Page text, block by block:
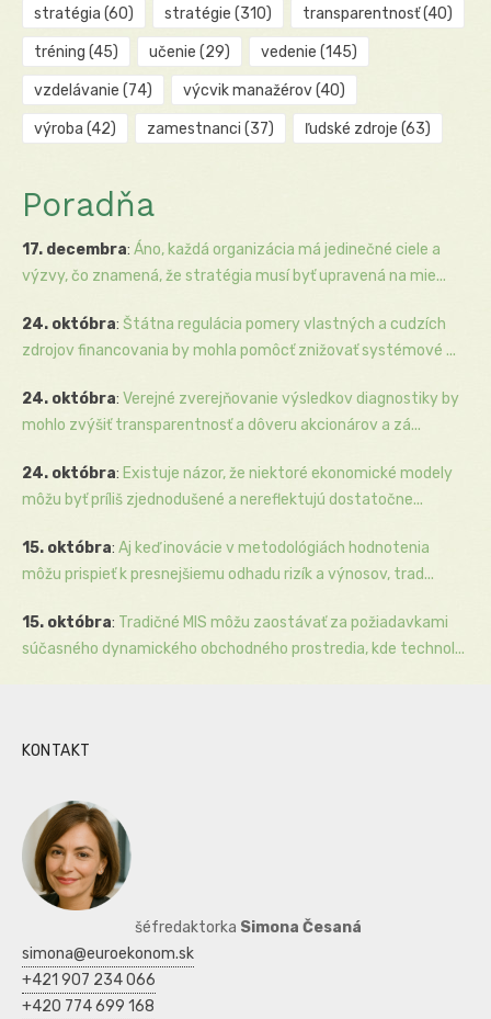
stratégia (60) stratégie (310) transparentnosť(40)
tréning (45) učenie (29) vedenie (145)
vzdelávanie (74) výcvik manažérov(40)
výroba (42) zamestnanci (37) ľudské zdroje (63)
Poradňa
17. decembra: Áno, každá organizácia má jedinečné ciele a
výzvy, čo znamená, že stratégia musí byť upravená na mie...
24. októbra: Štátna regulácia pomery vlastných a cudzích
zdrojov financovania by mohla pomôcť znižovať systémové ...
24. októbra: Verejné zverejňovanie výsledkov diagnostiky by
mohlo zvýšiť transparentnosť a dôveru akcionárov a zá...
24. októbra: Existuje názor, že niektoré ekonomické modely
môžu byť príliš zjednodušené a nereflektujú dostatočne...
15. októbra: Aj keď inovácie v metodológiách hodnotenia
môžu prispieť k presnejšiemu odhadu rizík a výnosov, trad...
15. októbra: Tradičné MIS môžu zaostávať za požiadavkami
súčasného dynamického obchodného prostredia, kde technol...
KONTAKT
šéfredaktorka Simona Česaná
simona@euroekonom.sk
+421 907 234 066
+420 774 699 168